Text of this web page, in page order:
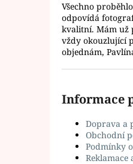
Všechno
odpovídá
kvalitní. Mám už
vždy okouzlující
objednám,
Informace
Doprava a
Obchodní
Podmínky
Reklamace